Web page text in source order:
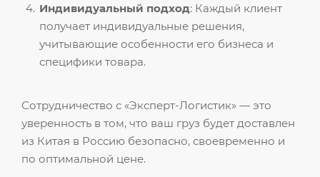
Индивидуальный подход: Каждый клиент
получает индивидуальные решения,
учитывающие особенности его бизнеса и
специфики товара.
Сотрудничество с «Эксперт-Логистик» — это
уверенность в том, что ваш груз будет доставлен
из Китая в Россию безопасно, своевременно и
по оптимальной цене.